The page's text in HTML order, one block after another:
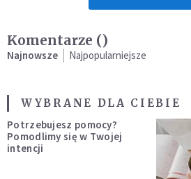
Komentarze ()
Najnowsze Najpopularniejsze
WYBRANE DLA CIEBIE
Potrzebujesz pomocy?
Pomodlimy się w Twojej
intencji